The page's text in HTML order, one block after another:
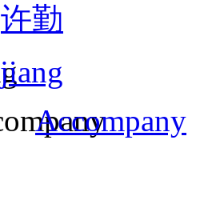
许勤
jiang
Accompany